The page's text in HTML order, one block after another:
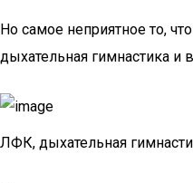
Но самое неприятное то,
дыхательная гимнастика и
ЛФК, дыхательная